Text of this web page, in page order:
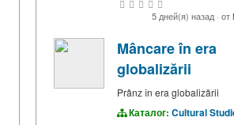
5 дней(я) назад· от
Mâncare în era
globalizării
Prânz în era globalizării
Каталог: Cultural